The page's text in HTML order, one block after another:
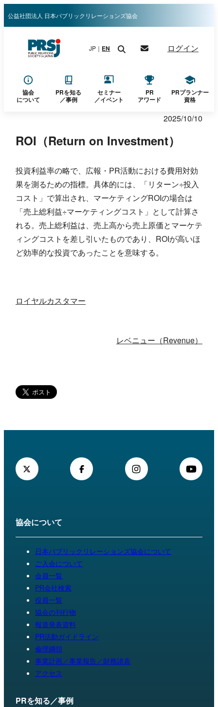
公益社団法人 日本パブリックリレーションズ協会
JP｜ EN ログイン
協会
について
PRを知る
／事例
セミナー
／イベント
PR
アワード
PRプランナー
資格
2025/10/10
ROI（Return on Investment）
投資利益率の略で、広報・PR活動における費用対効
果を測るための指標。具体的には、「リターン÷投入
コスト」で算出され、マーケティングROIの場合は
「売上総利益÷マーケティングコスト」として計算さ
れる。売上総利益は、売上高から売上原価とマーケテ
ィングコストを差し引いたものであり、ROIが高いほ
ど効率的な投資であったことを意味する。
ロイヤルカスタマー
レベニュー（Revenue）
協会について
日本パブリックリレーションズ協会について
ご入会について
会員一覧
PR会社検索
役員一覧
協会の刊行物
報道発表資料
PR活動ガイドライン
倫理綱領
事業計画／事業報告／財務諸表
アクセス
PRを知る／事例